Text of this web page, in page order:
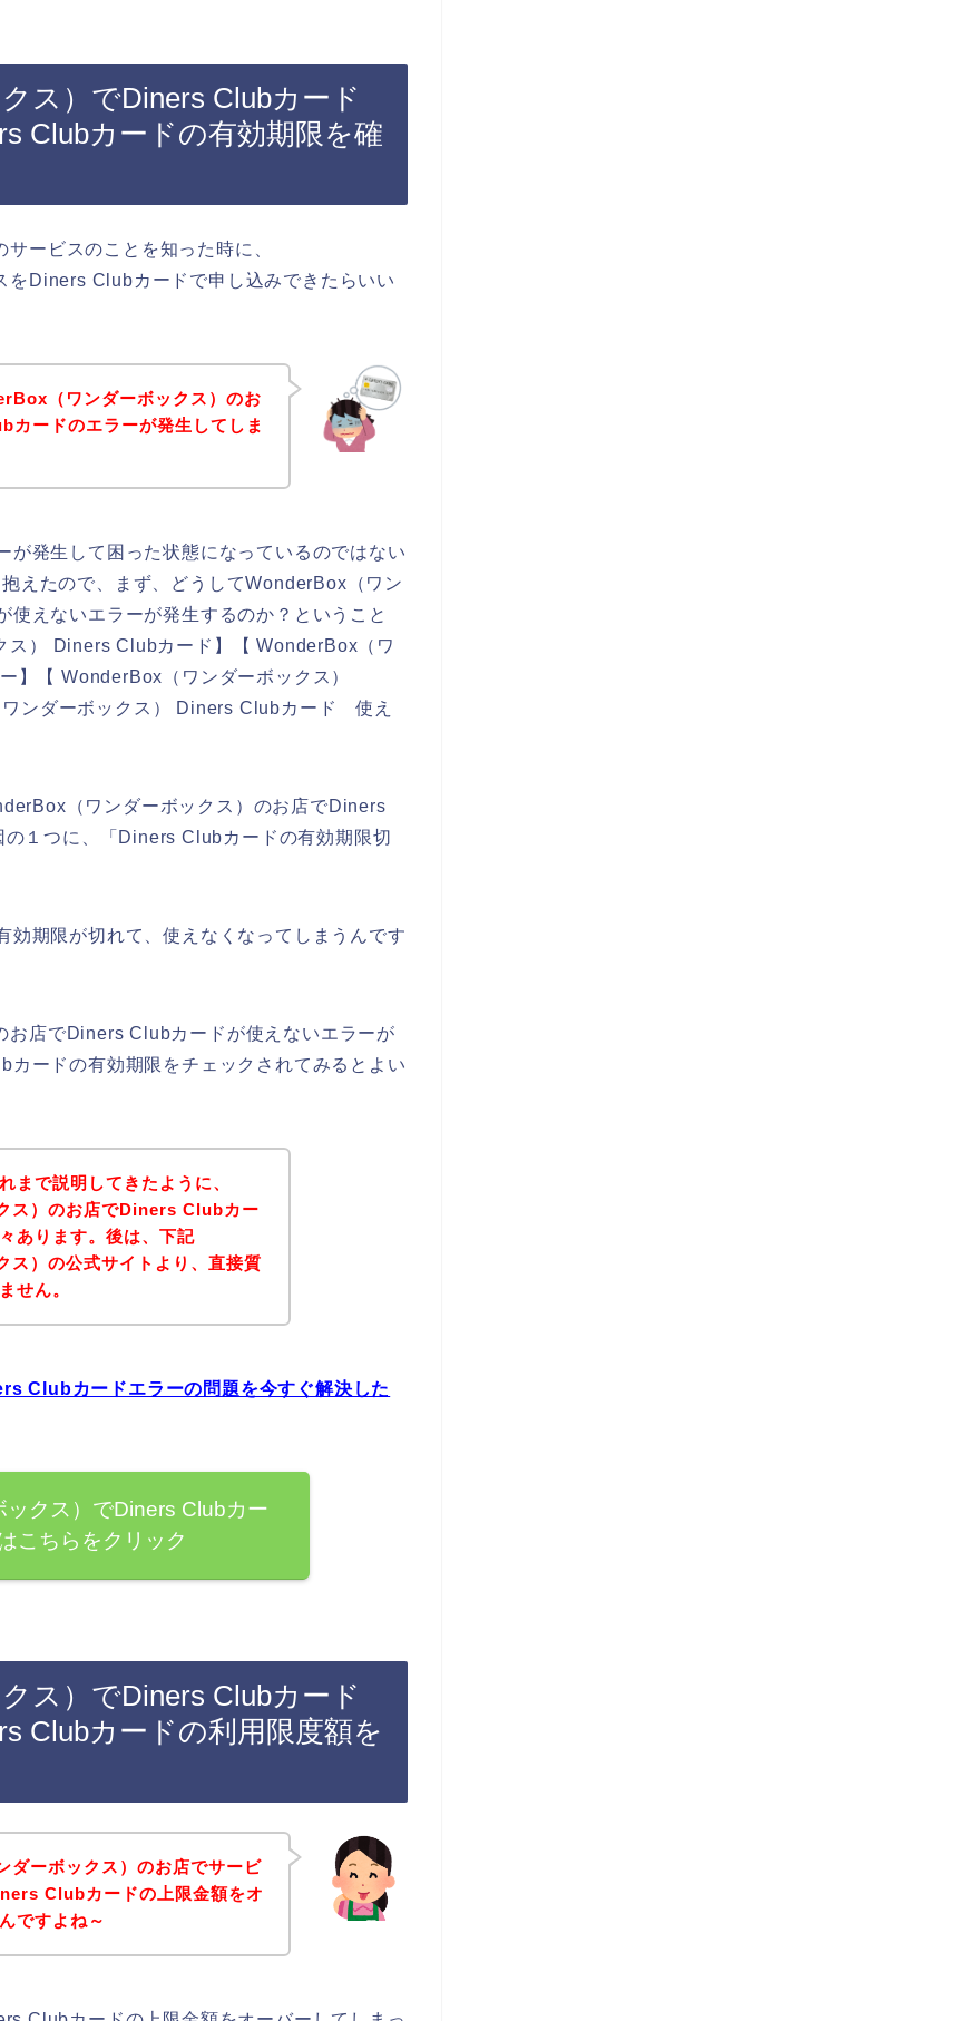
ス）でDiners Clubカード
Clubカードの有効期限を確
ービスのことを知った時に、
Diners Clubカードで申し込みできたらいい
（ワンダーボックス）のお
ードのエラーが発生してしま
発生して困った状態になっているのではない
えたので、まず、どうしてWonderBox（ワン
えないエラーが発生するのか？ということ
ス） Diners Clubカード】【 WonderBox（ワ
【 WonderBox（ワンダーボックス）
ンダーボックス） Diners Clubカード 使え
（ワンダーボックス）のお店でDiners
１つに、「Diners Clubカードの有効期限切
期限が切れて、使えなくなってしまうんです
店でDiners Clubカードが使えないエラーが
ードの有効期限をチェックされてみるとよい
まで説明してきたように、
ス）のお店でDiners Clubカー
あります。後は、下記
）の公式サイトより、直接質
せん。
Clubカードエラーの問題を今すぐ解決した
クス）でDiners Clubカー
こちらをクリック
ス）でDiners Clubカード
Clubカードの利用限度額を
ーボックス）のお店でサービ
Clubカードの上限金額をオ
ですよね～